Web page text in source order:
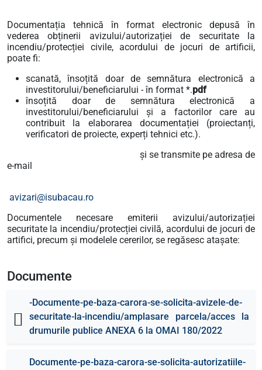
Documentația tehnică în format electronic depusă în
vederea obținerii avizului/autorizației de securitate la
incendiu/protecției civile, acordului de jocuri de artificii,
poate fi:
scanată, însoțită doar de semnătura electronică a
investitorului/beneficiarului - în format *.pdf
însoțită doar de semnătura electronică a
investitorului/beneficiarului și a factorilor care au
contribuit la elaborarea documentației (proiectanți,
verificatori de proiecte, experți tehnici etc.).
și se transmite pe adresa de
e-mail
avizari@isubacau.ro
Documentele necesare emiterii avizului/autorizației
securitate la incendiu/protecției civilă, acordului de jocuri de
artifici, precum și modelele cererilor, se regăsesc atașate:
Documente
-Documente-pe-baza-carora-se-solicita-avizele-de-
securitate-la-incendiu/amplasare parcela/acces la
drumurile publice ANEXA 6 la OMAI 180/2022
Documente-pe-baza-carora-se-solicita-autorizatiile-